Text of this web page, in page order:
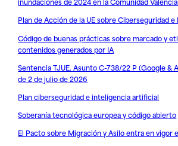
Plan de Acción de la UE sobre Ciberseguridad
Código de buenas prácticas sobre marcado y
contenidos generados por IA
Sentencia TJUE. Asunto C-738/22 P (Google &
de 2 de julio de 2026
Plan ciberseguridad e inteligencia artificial
Soberanía tecnológica europea y código abierto
El Pacto sobre Migración y Asilo entra en vigor